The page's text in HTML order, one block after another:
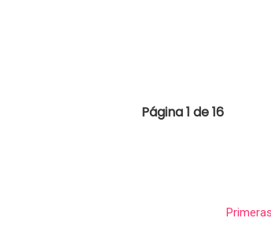
Página 1 de 16